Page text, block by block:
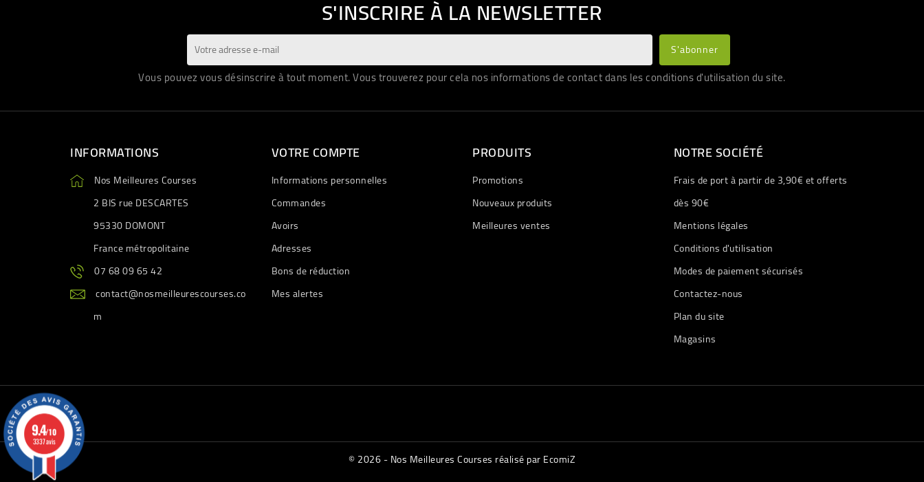
S'INSCRIRE À LA NEWSLETTER
Vous pouvez vous désinscrire à tout moment. Vous trouverez pour cela nos informations de contact dans les conditions d'utilisation du site.
INFORMATIONS
Nos Meilleures Courses
2 BIS rue DESCARTES
95330 DOMONT
France métropolitaine
07 68 09 65 42
contact@nosmeilleurescourses.co
m
VOTRE COMPTE
Informations personnelles
Commandes
Avoirs
Adresses
Bons de réduction
Mes alertes
PRODUITS
Promotions
Nouveaux produits
Meilleures ventes
NOTRE SOCIÉTÉ
Frais de port à partir de 3,90€ et offerts
dès 90€
Mentions légales
Conditions d'utilisation
Modes de paiement sécurisés
Contactez-nous
Plan du site
Magasins
© 2026 - Nos Meilleures Courses réalisé par EcomiZ
9.4/10
3337 avis